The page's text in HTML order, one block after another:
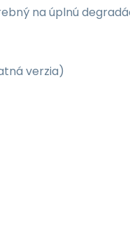
na úplnú
verzia)